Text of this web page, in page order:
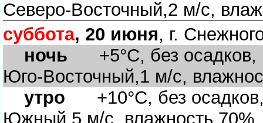
Северо-Восточный,2 м/с,
суббота, 20 июня, г.
ночь +5°C, без осадков,
Юго-Восточный,1 м/с,
утро +10°C, без осадков,
Южный,5 м/с, влажность 70%